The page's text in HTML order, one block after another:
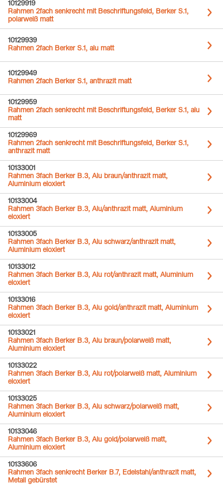
10129919
Rahmen 2fach senkrecht mit Beschriftungsfeld, Berker S.1,
polarweiß matt
10129939
Rahmen 2fach Berker S.1, alu matt
10129949
Rahmen 2fach Berker S.1, anthrazit matt
10129959
Rahmen 2fach senkrecht mit Beschriftungsfeld, Berker S.1, alu
matt
10129969
Rahmen 2fach senkrecht mit Beschriftungsfeld, Berker S.1,
anthrazit matt
10133001
Rahmen 3fach Berker B.3, Alu braun/anthrazit matt,
Aluminium eloxiert
10133004
Rahmen 3fach Berker B.3, Alu/anthrazit matt, Aluminium
eloxiert
10133005
Rahmen 3fach Berker B.3, Alu schwarz/anthrazit matt,
Aluminium eloxiert
10133012
Rahmen 3fach Berker B.3, Alu rot/anthrazit matt, Aluminium
eloxiert
10133016
Rahmen 3fach Berker B.3, Alu gold/anthrazit matt, Aluminium
eloxiert
10133021
Rahmen 3fach Berker B.3, Alu braun/polarweiß matt,
Aluminium eloxiert
10133022
Rahmen 3fach Berker B.3, Alu rot/polarweiß matt, Aluminium
eloxiert
10133025
Rahmen 3fach Berker B.3, Alu schwarz/polarweiß matt,
Aluminium eloxiert
10133046
Rahmen 3fach Berker B.3, Alu gold/polarweiß matt,
Aluminium eloxiert
10133606
Rahmen 3fach senkrecht Berker B.7, Edelstahl/anthrazit matt,
Metall gebürstet